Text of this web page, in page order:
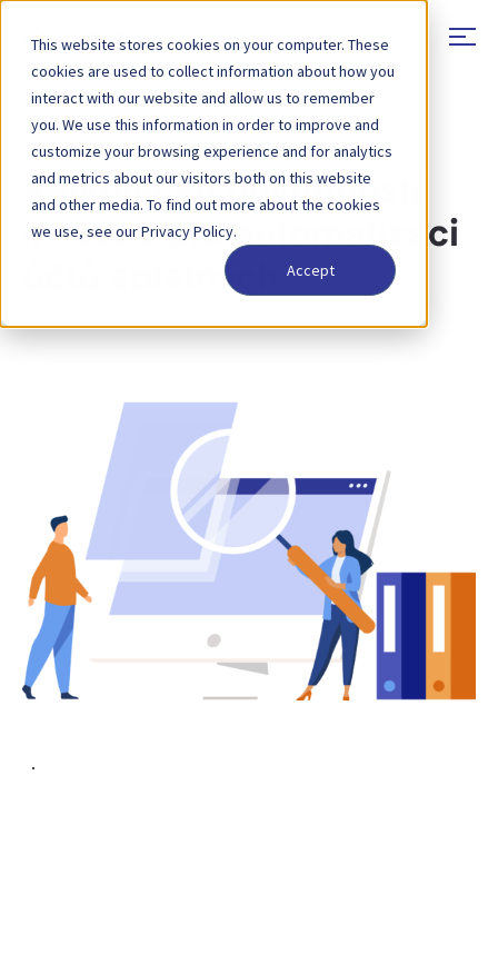
This website stores cookies on your computer. These
cookies are used to collect information about how you
interact with our website and allow us to remember
you. We use this information in order to improve and
customize your browsing experience and for analytics
and metrics about our visitors both on this website
and other media. To find out more about the cookies
we use, see our Privacy Policy.
Accept
NÁVRATNOST INVESTIC
Kalkulačka návratnosti
investic pro automatizaci
účtů splatných